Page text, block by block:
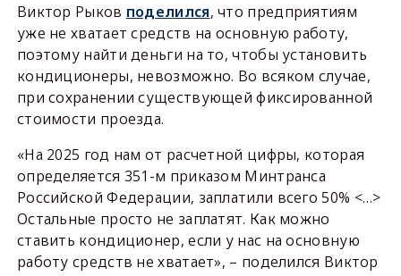
Виктор Рыков поделился, что предприятиям
уже не хватает средств на основную работу,
поэтому найти деньги на то, чтобы установить
кондиционеры, невозможно. Во всяком случае,
при сохранении существующей фиксированной
стоимости проезда.
«На 2025 год нам от расчетной цифры, которая
определяется 351-м приказом Минтранса
Российской Федерации, заплатили всего 50% <…>
Остальные просто не заплатят. Как можно
ставить кондиционер, если у нас на основную
работу средств не хватает», – поделился Виктор